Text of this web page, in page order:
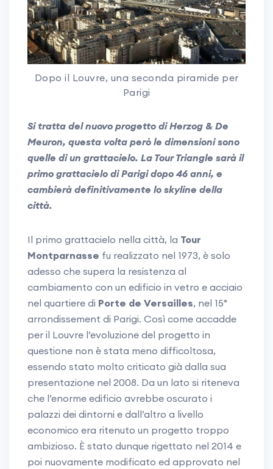
Dopo il Louvre, una seconda piramide per
Parigi
Si tratta del nuovo progetto di Herzog & De
Meuron, questa volta però le dimensioni sono
quelle di un grattacielo. La Tour Triangle sarà il
primo grattacielo di Parigi dopo 46 anni, e
cambierà definitivamente lo skyline della
città.
Il primo grattacielo nella città, la Tour
Montparnasse fu realizzato nel 1973, è solo
adesso che supera la resistenza al
cambiamento con un edificio in vetro e acciaio
nel quartiere di Porte de Versailles, nel 15°
arrondissement di Parigi. Così come accadde
per il Louvre l’evoluzione del progetto in
questione non è stata meno difficoltosa,
essendo stato molto criticato già dalla sua
presentazione nel 2008. Da un lato si riteneva
che l’enorme edificio avrebbe oscurato i
palazzi dei dintorni e dall’altro a livello
economico era ritenuto un progetto troppo
ambizioso. È stato dunque rigettato nel 2014 e
poi nuovamente modificato ed approvato nel